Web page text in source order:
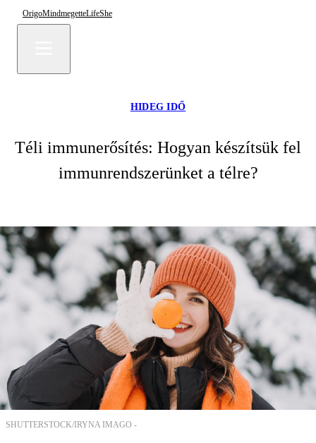
OrigoMindmegetteLifeShe
HIDEG IDŐ
Téli immunerősítés: Hogyan készítsük fel
immunrendszerünket a télre?
SHUTTERSTOCK/IRYNA IMAGO -